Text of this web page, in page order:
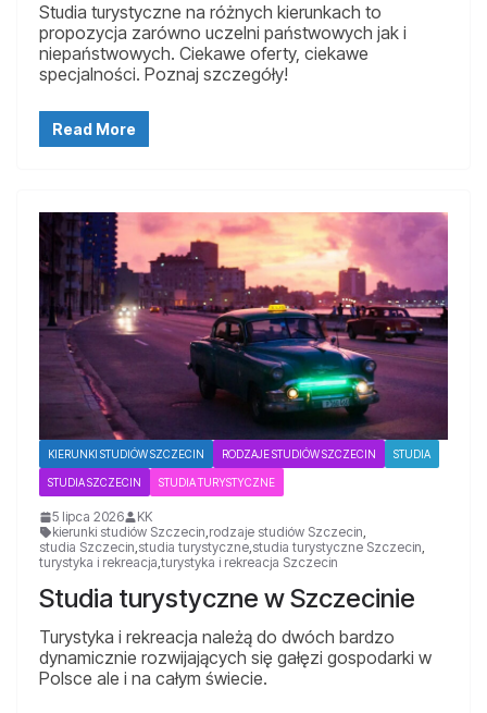
Studia turystyczne na różnych kierunkach to
propozycja zarówno uczelni państwowych jak i
niepaństwowych. Ciekawe oferty, ciekawe
specjalności. Poznaj szczegóły!
Read More
KIERUNKI STUDIÓW SZCZECIN RODZAJE STUDIÓW SZCZECIN STUDIA
STUDIA SZCZECIN STUDIA TURYSTYCZNE
5 lipca 2026
KK
kierunki studiów Szczecin,rodzaje studiów Szczecin,
studia Szczecin,studia turystyczne,studia turystyczne Szczecin,
turystyka i rekreacja,turystyka i rekreacja Szczecin
Studia turystyczne w Szczecinie
Turystyka i rekreacja należą do dwóch bardzo
dynamicznie rozwijających się gałęzi gospodarki w
Polsce ale i na całym świecie.